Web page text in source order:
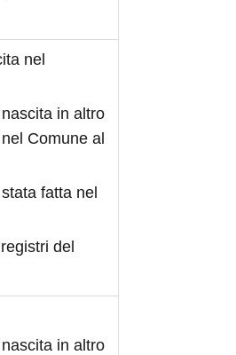
nel
in altro
Comune al
fatta nel
del
in altro